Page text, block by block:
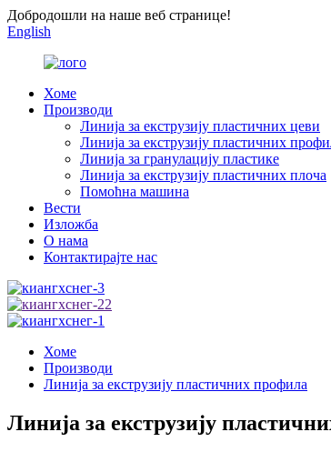
Добродошли на наше веб странице!
English
Хоме
Производи
Линија за екструзију пластичних цеви
Линија за екструзију пластичних
Линија за гранулацију пластике
Линија за екструзију пластичних плоча
Помоћна машина
Вести
Изложба
О нама
Контактирајте нас
Хоме
Производи
Линија за екструзију пластичних профила
Линија за екструзију